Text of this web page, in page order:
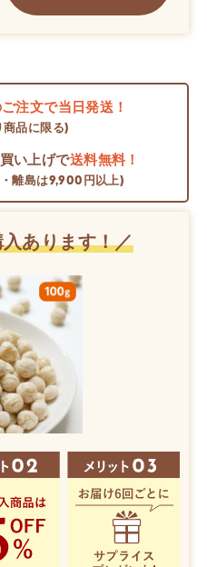
注文で当日発送！
品に限る)
い上げで送料無料！
離島は9,900円以上)
あります！／